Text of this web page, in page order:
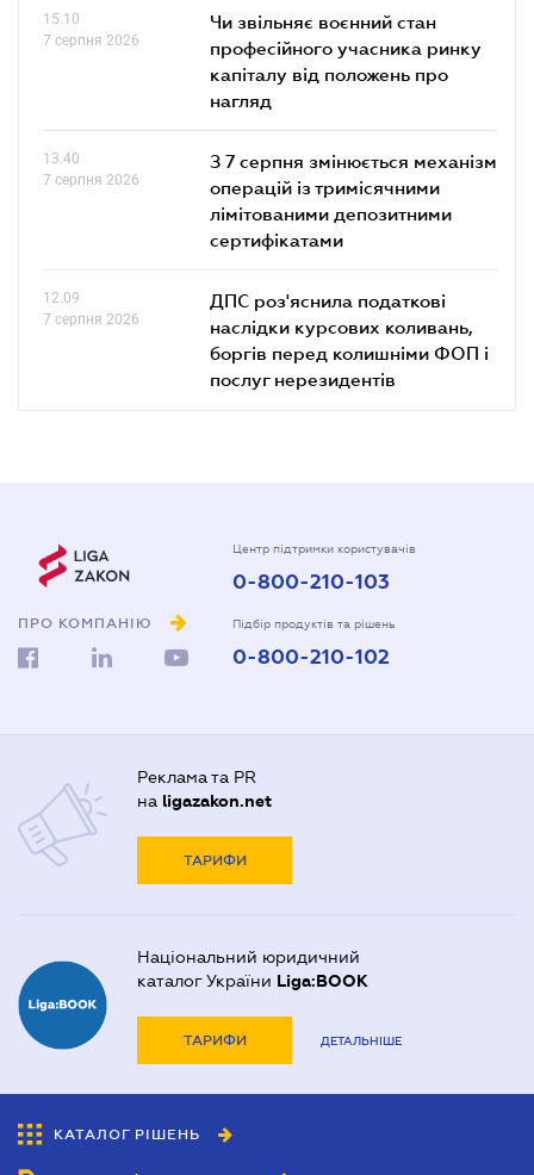
15.10
7 серпня 2026
Чи звільняє воєнний стан
професійного учасника ринку
капіталу від положень про
нагляд
13.40
7 серпня 2026
З 7 серпня змінюється механізм
операцій із тримісячними
лімітованими депозитними
сертифікатами
12.09
7 серпня 2026
ДПС роз'яснила податкові
наслідки курсових коливань,
боргів перед колишніми ФОП і
послуг нерезидентів
ПРО КОМПАНІЮ
Центр підтримки користувачів
0-800-210-103
Підбір продуктів та рішень
0-800-210-102
Реклама та PR
на ligazakon.net
ТАРИФИ
Національний юридичний
каталог України Liga:BOOK
ТАРИФИ ДЕТАЛЬНІШЕ
КАТАЛОГ РІШЕНЬ